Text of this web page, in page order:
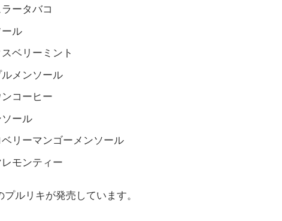
ータバコ
ール
スベリーミント
メンソール
コーヒー
ール
リーマンゴーメンソール
モンティー
プルリキが発売しています。